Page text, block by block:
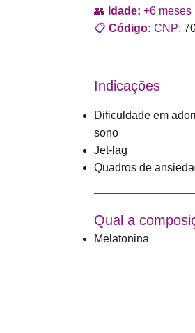
👥 Idade: +6 meses
📋Código: CNP:
Indicações
Dificuldade em
sono
Jet-lag
Quadros de
Qual a
Melatonina